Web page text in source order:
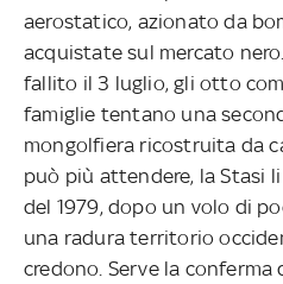
aerostatico, azionato da
acquistate sul mercato
fallito il 3 luglio, gli otto
famiglie tentano una
mongolfiera ricostruita da
può più attendere, la Stasi
del 1979, dopo un volo di
una radura territorio
credono. Serve la